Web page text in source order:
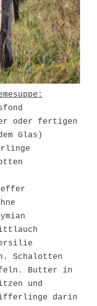
oder fertigen
Glas)
Schalotten
Butter in
und
darin